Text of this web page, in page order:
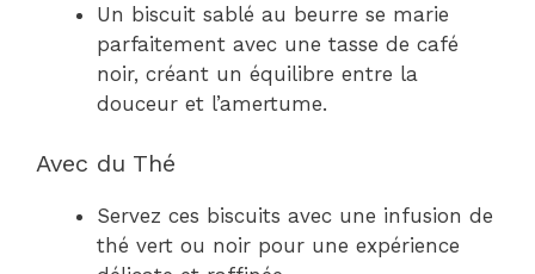
Un biscuit sablé au beurre se marie
parfaitement avec une tasse de café
noir, créant un équilibre entre la
douceur et l’amertume.
Avec du Thé
Servez ces biscuits avec une infusion de
thé vert ou noir pour une expérience